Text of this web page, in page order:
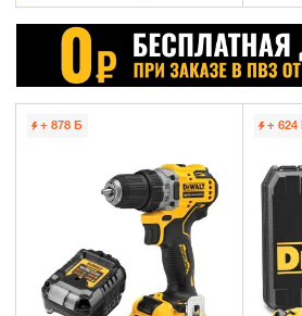
+ 878 Б + 624